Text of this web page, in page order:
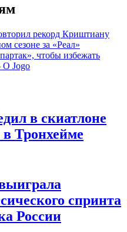
рекорд Криштиану
сезоне за «Реал»
чтобы избежать
Jogo
в скиатлоне
Тронхейме
спринта
России